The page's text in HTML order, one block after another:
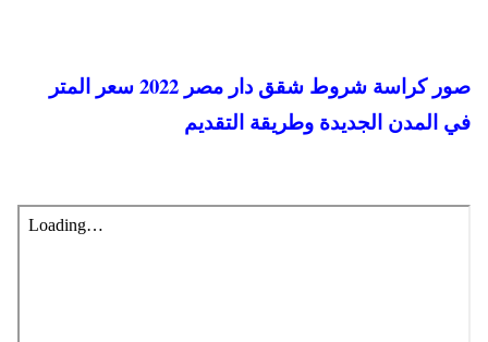
صور كراسة شروط شقق دار مصر 2022 سعر المتر
في المدن الجديدة وطريقة التقديم